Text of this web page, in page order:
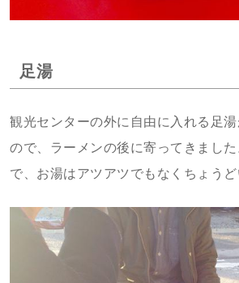
足湯
観光センターの外に自由に入れる足
ので、ラーメンの後に寄ってきまし
で、お湯はアツアツでもなくちょうど